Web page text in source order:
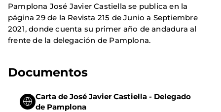
Pamplona José Javier Castiella se publica en la
página 29 de la Revista 215 de Junio a Septiembre
2021, donde cuenta su primer año de andadura al
frente de la delegación de Pamplona.
Documentos
Carta de José Javier Castiella - Delegado
de Pamplona